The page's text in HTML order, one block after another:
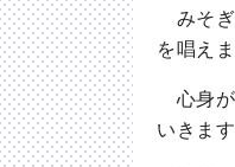
みそぎ
を唱えま
心身が
いきます